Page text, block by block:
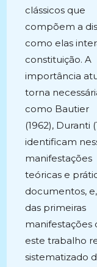
clássicos que
compõem a
como elas
constituição. A
importância
torna
como Bautier
(1962), Duranti
identificam
manifestações
teóricas e
documentos,
das primeiras
manifestações
este trabalho
sistematizado